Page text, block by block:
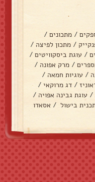
/ מתכונים /
/ מתכון לפיצה /
/ עוגת ביסקוויטים /
/ מרק אפונה /
/ עוגיות חמאה /
/ דג מרוקאי /
/ עוגת גבינה אפויה /
בישול / אסאדו